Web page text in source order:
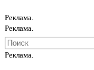
Реклама.
Реклама.
Реклама.